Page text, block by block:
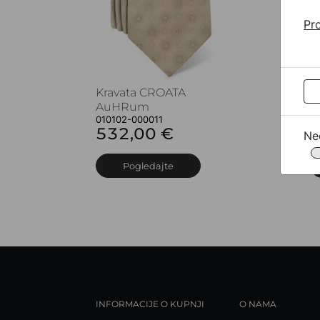
Kravata CROATA
AuHRum
010102-000011
532,00 €
Pogledajte
INFORMACIJE O KUPNJI
O NAMA